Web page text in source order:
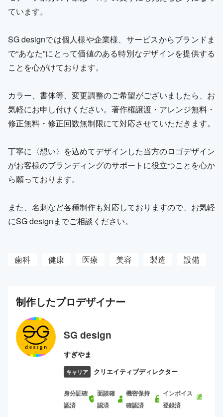
ています。
SG designでは個人様や企業様、サービスからブランドま
で“あなた”にとって価値のある特別なデザインを提供する
ことを心がけております。
カラー、書体等、変更調整のご希望がございましたら、お
気軽にお申し付けください。著作権譲渡・アレンジ無料・
修正無料・修正回数無制限にて対応させていただきます。
丁寧に〈想い〉を込めてデザインした当方のロゴデザイン
がお客様のブランディングのサポートに役立つことを心か
ら願っております。
また、名刺など各種制作も対応しておりますので、お気軽
にSG designまでご相談ください。
歯科 健康 医療 美容 製造 設備
制作したプロデザイナー
SG design
すぎやま
キャリア クリエイティブディレクター
身分証確
認済
面談確
認済
機密保持
確認済
インボイス
登録済